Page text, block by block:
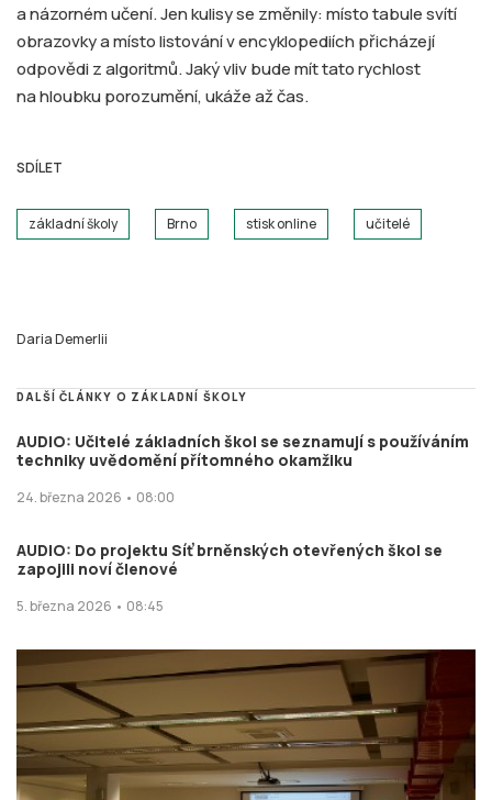
a názorném učení. Jen kulisy se změnily: místo tabule svítí
obrazovky a místo listování v encyklopediích přicházejí
odpovědi z algoritmů. Jaký vliv bude mít tato rychlost
na hloubku porozumění, ukáže až čas.
SDÍLET
základní školy Brno stisk online učitelé
Daria Demerlii
DALŠÍ ČLÁNKY O ZÁKLADNÍ ŠKOLY
AUDIO: Učitelé základních škol se seznamují s používáním
techniky uvědomění přítomného okamžiku
24. března 2026 • 08:00
AUDIO: Do projektu Síť brněnských otevřených škol se
zapojili noví členové
5. března 2026 • 08:45